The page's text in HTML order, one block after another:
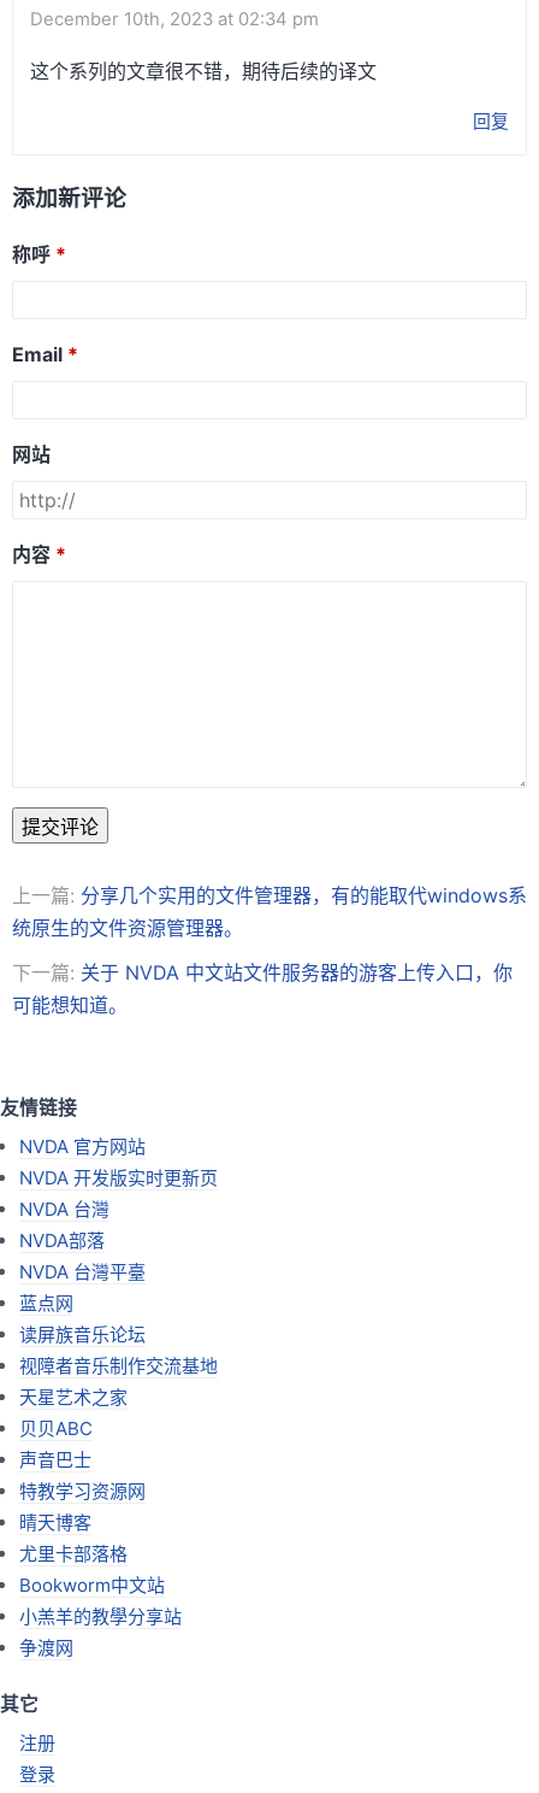
December 10th, 2023 at 02:34 pm
这个系列的文章很不错，期待后续的译文
回复
添加新评论
称呼
Email
网站
内容
提交评论
上一篇: 分享几个实用的文件管理器，有的能取代windows系
统原生的文件资源管理器。
下一篇: 关于 NVDA 中文站文件服务器的游客上传入口，你
可能想知道。
友情链接
NVDA 官方网站
NVDA 开发版实时更新页
NVDA 台灣
NVDA部落
NVDA 台灣平臺
蓝点网
读屏族音乐论坛
视障者音乐制作交流基地
天星艺术之家
贝贝ABC
声音巴士
特教学习资源网
晴天博客
尤里卡部落格
Bookworm中文站
小羔羊的教學分享站
争渡网
其它
注册
登录